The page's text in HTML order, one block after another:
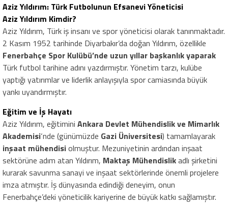
Aziz Yıldırım: Türk Futbolunun Efsanevi Yöneticisi
Aziz Yıldırım Kimdir?
Aziz Yıldırım, Türk iş insanı ve spor yöneticisi olarak tanınmaktadır.
2 Kasım 1952 tarihinde Diyarbakır’da doğan Yıldırım, özellikle
Fenerbahçe Spor Kulübü’nde uzun yıllar başkanlık yaparak
Türk futbol tarihine adını yazdırmıştır. Yönetim tarzı, kulübe
yaptığı yatırımlar ve liderlik anlayışıyla spor camiasında büyük
yankı uyandırmıştır.
Eğitim ve İş Hayatı
Aziz Yıldırım, eğitimini Ankara Devlet Mühendislik ve Mimarlık
Akademisi‘nde (günümüzde Gazi Üniversitesi) tamamlayarak
inşaat mühendisiolmuştur. Mezuniyetinin ardından inşaat
sektörüne adım atan Yıldırım, Maktaş Mühendislikadlı şirketini
kurarak savunma sanayi ve inşaat sektörlerinde önemli projelere
imza atmıştır. İş dünyasında edindiği deneyim, onun
Fenerbahçe’deki yöneticilik kariyerine de büyük katkı sağlamıştır.